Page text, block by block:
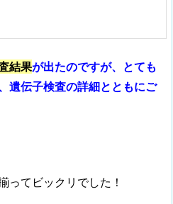
結果が出たのですが、とても
遺伝子検査の詳細とともにご
ってビックリでした！